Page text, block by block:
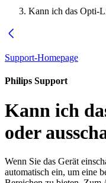
Kann ich das Opti-
Support-Homepage
Philips Support
Kann ich
oder
Wenn Sie das Gerät
automatisch ein, um eine